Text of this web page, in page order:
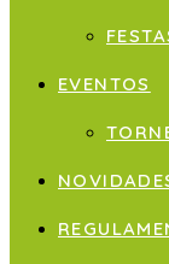
EVENTOS